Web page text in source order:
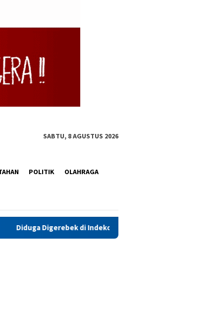
SABTU, 8 AGUSTUS 2026
POLITIK OLAHRAGA
di Indekos, Oknum Polwan Polda Maluku Kembali Jadi